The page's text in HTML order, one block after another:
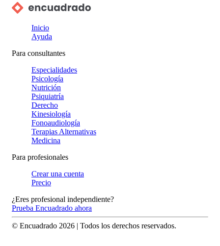
Inicio
Ayuda
Para consultantes
Especialidades
Psicología
Nutrición
Psiquiatría
Derecho
Kinesiología
Fonoaudiología
Terapias Alternativas
Medicina
Para profesionales
Crear una cuenta
Precio
¿Eres profesional independiente?
Prueba Encuadrado ahora
© Encuadrado 2026 | Todos los derechos reservados.